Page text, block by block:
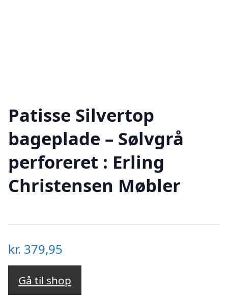
Patisse Silvertop
bageplade – Sølvgrå
perforeret : Erling
Christensen Møbler
kr. 379,95
Gå til shop